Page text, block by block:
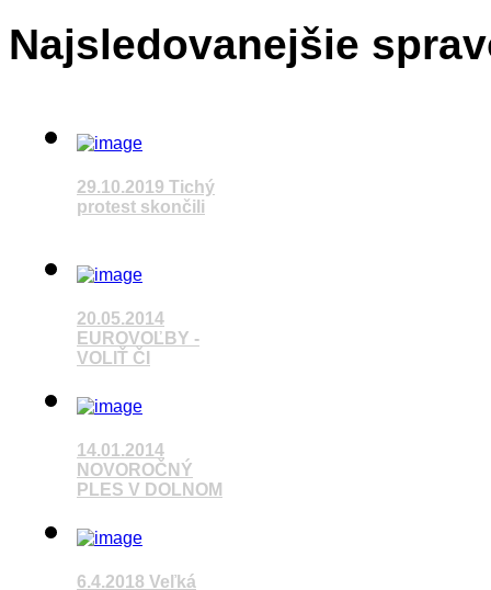
Najsledovanejšie
29.10.2019 Tichý
protest skončili
Považská Bystrica
Pozrieť video
20.05.2014
EUROVOĽBY -
VOLIŤ ČI
Pozrieť video
14.01.2014
NOVOROČNÝ
PLES V DOLNOM
Pozrieť video
6.4.2018 Veľká